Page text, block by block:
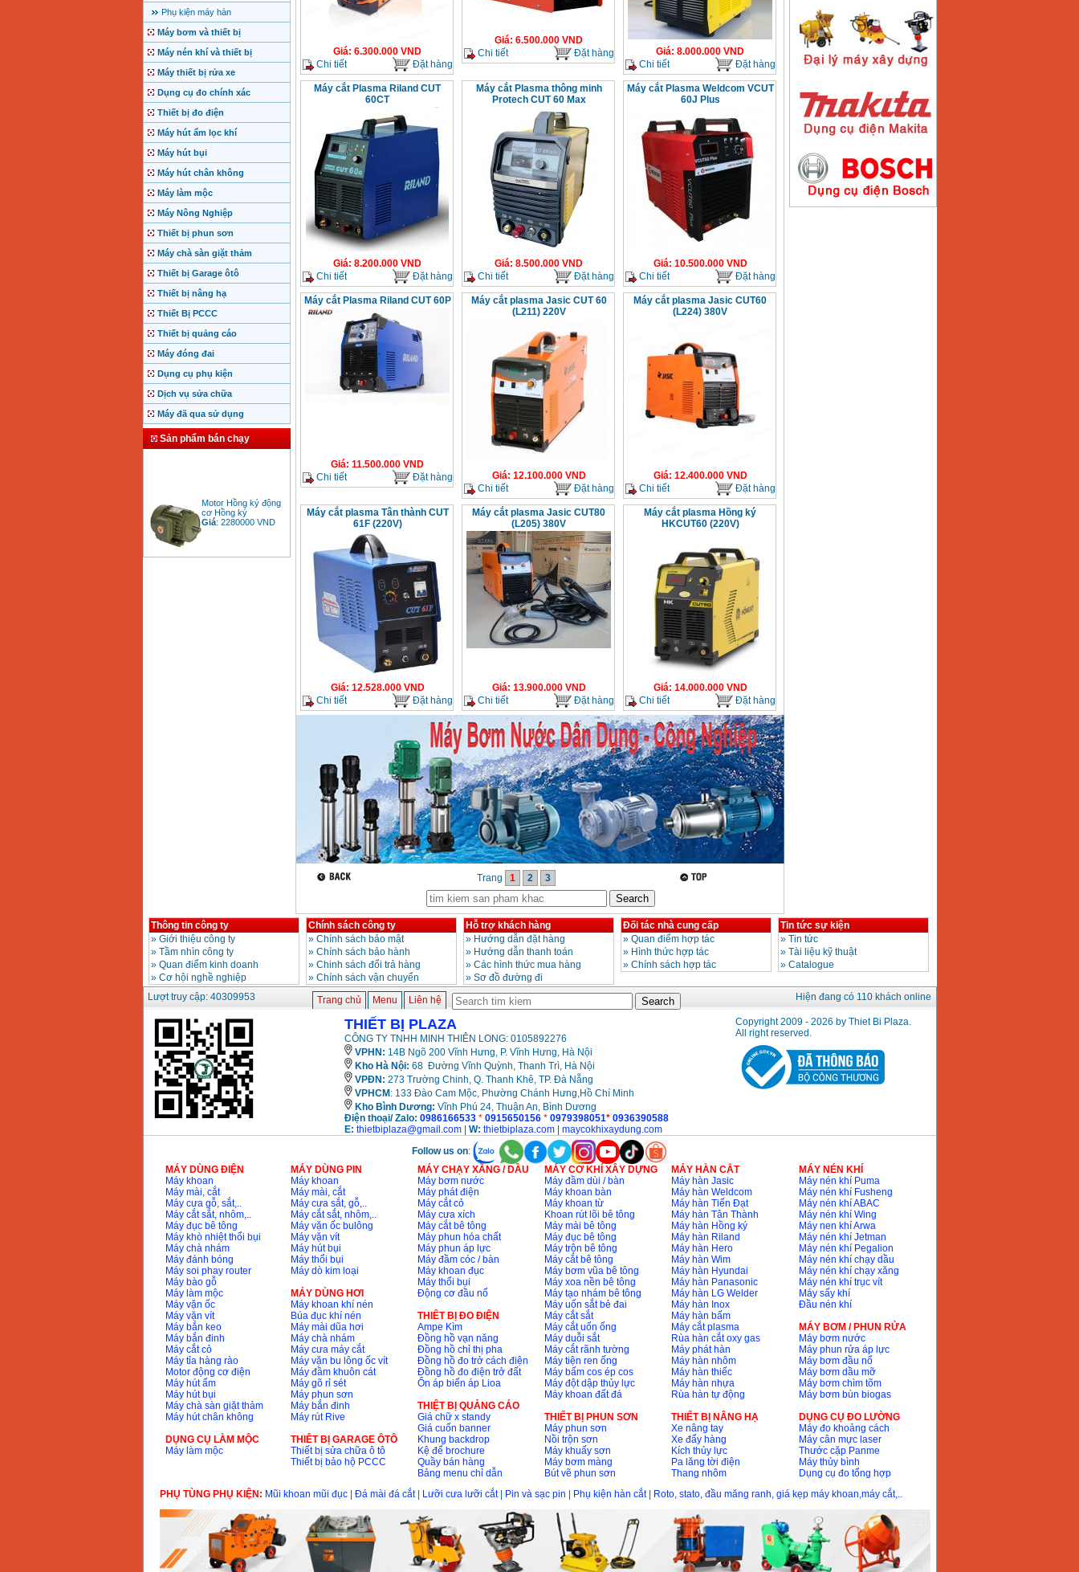
Phụ kiện máy hàn
Máy bơm và thiết bị
Máy nén khí và thiết bị
Máy thiết bị rửa xe
Dụng cụ đo chính xác
Thiết bị đo điện
Máy hút ẩm lọc khí
Máy hút bụi
Máy hút chân không
Máy làm mộc
Máy Nông Nghiệp
Thiết bị phun sơn
Máy chà sàn giặt thảm
Thiết bị Garage ôtô
Thiết bị nâng hạ
Thiết Bị PCCC
Thiết bị quảng cáo
Máy đóng đai
Dụng cụ phụ kiện
Dịch vụ sửa chữa
Máy đã qua sử dụng
Sản phẩm bán chạy
cơ Hồng ký
Giá :2280000
Giá:2200000
Máy khoan Bosch
GSB 16RE (750W)
Giá:1850000VND
Động cơ xăng Honda
GX160 (5.5HP)
Giá:7200000
Máy mài 100mm
Giá:1296000VND
Giá: 6.300.000 VND
Chi tiết
Đặt hàng
Giá: 6.500.000 VND
Chi tiết
Đặt hàng Giá: 8.000.000 VND
Chi tiết
Đặt hàng
Máy cắt Plasma Riland CUT
60CT
Giá: 8.200.000 VND
Chi tiết
Đặt hàng
Máy cắt Plasma thông minh
Protech CUT 60 Max
Giá: 8.500.000 VND
Chi tiết
Đặt hàng
Máy cắt Plasma Weldcom VCUT
60J Plus
Giá: 10.500.000VND
Chi tiết
Đặt hàng
Máy cắt Plasma Riland CUT 60P
Giá: 11.500.000 VND
Chi tiết
Đặt hàng
Máy cắt plasma Jasic CUT 60
(L211) 220V
Giá: 12.100.000VND
Chi tiết
Đặt hàng
Máy cắt plasma Jasic CUT60
(L224) 380V
Giá: 12.400.000VND
Chi tiết
Đặt hàng
Máy cắt plasma Tân thành CUT
61F (220V)
Giá: 12.528.000VND
Chi tiết
Đặt hàng
Máy cắt plasma Jasic CUT80
(L205) 380V
Giá: 13.900.000VND
Chi tiết
Đặt hàng
Máy cắt plasma Hồng ký
HKCUT60 (220V)
Giá: 14.000.000VND
Chi tiết
Đặt hàng
Trang 1 2 3
Máy hàn que điện tử
Hồng ký HK 200Z
Giá:2770000 VND
Máy hàn que điện tử
Hồng Ký HKM200D
Giá:2890000VND
Máy hàn que điện tử
Hồng ký HK200E
» Các loại khí dùng cho máy
cắt kim loại Plasma
Thông tin công ty
» Giới thiệu công ty
» Tầm nhìn công ty
» Quan điểm kinh doanh
» Cơ hội nghề nghiệp
Chính sách công ty
» Chính sách bảo mật
» Chính sách bảo hành
» Chinh sách đổi trả hàng
» Chính sách vận chuyển
Hỗ trợ khách hàng
» Hướng dẫn đặt hàng
» Hướng dẫn thanh toán
» Các hình thức mua hàng
» Sơ đồ đường đi
Đối tác nhà cung cấp
» Quan điểm hợp tác
» Hình thức hợp tác
» Chính sách hợp tác
Tin tức sự kiện
» Tin tức
» Tài liệu kỹ thuật
» Catalogue
Lượt truy cập: 40309953 Trang chủ Menu Liên hệ Hiện đang có 110 khách online
THIẾT BỊ PLAZA
CÔNG TY TNHH MINH THIÊN LONG: 0105892276
VPHN: 14B Ngõ 200 Vĩnh Hưng, P. Vĩnh Hưng, Hà Nội
Kho Hà Nội: 68 Đường Vĩnh Quỳnh, Thanh Trì, Hà Nội
VPĐN: 273 Trường Chinh, Q. Thanh Khê, TP. Đà Nẵng
VPHCM : 133 Đào Cam Mộc, Phường Chánh Hưng,Hồ Chí Minh
Kho Bình Dương: Vĩnh Phú 24, Thuận An, Bình Dương
Điện thoại/ Zalo: 0986166533 * 0915650156* 0979398051* 0936390588
E: thietbiplaza@gmail.com| W: thietbiplaza.com| maycokhixaydung.com
Copyright 2009 - 2026 by Thiet Bi Plaza.
All right reserved.
Follow us on:
MÁY DÙNG ĐIỆN
Máy khoan
Máy mài, cắt
Máy cưa gỗ, sắt,..
Máy cắt sắt, nhôm,..
Máy đục bê tông
Máy khò nhiệt thổi bụi
Máy chà nhám
Máy đánh bóng
Máy soi phay router
Máy bào gỗ
Máy làm mộc
Máy vặn ốc
Máy vặn vít
Máy bắn keo
Máy bắn đinh
Máy cắt cỏ
Máy tỉa hàng rào
Motor động cơ điện
Máy hút ẩm
Máy hút bụi
Máy chà sàn giặt thảm
Máy hút chân không
DỤNG CỤ LÀM MỘC
Máy làm mộc
MÁY DÙNG PIN
Máy khoan
Máy mài, cắt
Máy cưa sắt, gỗ,..
Máy cắt sắt, nhôm,..
Máy vặn ốc bulông
Máy vặn vít
Máy hút bụi
Máy thổi bụi
Máy dò kim loại
MÁY DÙNG HƠI
Máy khoan khí nén
Búa đục khí nén
Máy mài dũa hơi
Máy chà nhám
Máy cưa máy cắt
Máy vặn bu lông ốc vít
Máy đầm khuôn cát
Máy gõ rỉ sét
Máy phun sơn
Máy bắn đinh
Máy rút Rive
THIÊT BỊ GARAGE ÔTÔ
Thiết bị sửa chữa ô tô
Thiết bị bảo hộ PCCC
MÁY CHẠY XĂNG / DẦU
Máy bơm nước
Máy phát điện
Máy cắt cỏ
Máy cưa xích
Máy cắt bê tông
Máy phun hóa chất
Máy phun áp lực
Máy đầm cóc / bàn
Máy khoan đục
Máy thổi bụi
Động cơ đầu nổ
THIÊT BỊ ĐO ĐIỆN
Ampe Kìm
Đồng hồ vạn năng
Đồng hồ chỉ thị pha
Đồng hồ đo trở cách điện
Đồng hồ đo điện trở đất
Ổn áp biến áp Lioa
THIỆT BỊ QUẢNG CÁO
Giá chữ x standy
Giá cuốn banner
Khung backdrop
Kệ để brochure
Quầy bán hàng
Bảng menu chỉ dẫn
MÁY CƠ KHÍ XÂY DỰNG
Máy đầm dùi / bàn
Máy khoan bàn
Máy khoan từ
Khoan rút lõi bê tông
Máy mài bê tông
Máy đục bê tông
Máy trộn bê tông
Máy cắt bê tông
Máy bơm vũa bê tông
Máy xoa nền bê tông
Máy tạo nhám bê tông
Máy uốn sắt bẻ đai
Máy cắt sắt
Máy cắt uốn ống
Máy duỗi sắt
Máy cắt rãnh tường
Máy tiện ren ống
Máy bấm cos ép cos
Máy đột dập thủy lực
Máy khoan đất đá
THIẾT BỊ PHUN SƠN
Máy phun sơn
Nồi trộn sơn
Máy khuấy sơn
Máy bơm màng
Bút vẽ phun sơn
MÁY HÀN CẮT
Máy hàn Jasic
Máy hàn Weldcom
Máy hàn Tiến Đạt
Máy hàn Tân Thành
Máy hàn Hồng ký
Máy hàn Riland
Máy hàn Hero
Máy hàn Wim
Máy hàn Hyundai
Máy hàn Panasonic
Máy hàn LG Welder
Máy hàn Inox
Máy hàn bấm
Máy cắt plasma
Rùa hàn cắt oxy gas
Máy phát hàn
Máy hàn nhôm
Máy hàn thiếc
Máy hàn nhựa
Rùa hàn tự động
THIẾT BỊ NÂNG HẠ
Xe nâng tay
Xe đẩy hàng
Kích thủy lực
Pa lăng tời điện
Thang nhôm
MÁY NÉN KHÍ
Máy nén khí Puma
Máy nén khí Fusheng
Máy nén khí ABAC
Máy nén khí Wing
Máy nen khí Arwa
Máy nén khí Jetman
Máy nén khí Pegalion
Máy nén khí chạy dầu
Máy nén khí chạy xăng
Máy nén khí trục vít
Máy sấy khí
Đầu nén khí
MÁY BƠM / PHUN RỬA
Máy bơm nước
Máy phun rửa áp lực
Máy bơm đầu nổ
Máy bơm dầu mỡ
Máy bơm chìm tõm
Máy bơm bùn biogas
DỤNG CỤ ĐO LƯỜNG
Máy đo khoảng cách
Máy cân mực laser
Thước cặp Panme
Máy thủy bình
Dụng cụ đo tổng hợp
PHỤ TÙNG PHỤ KIỆN: Mũi khoan mũi đục| Đá mài đá cắt| Lưỡi cưa lưỡi cắt| Pin và sạc pin Phụ kiện hàn cắt| Roto, stato, đầu măng ranh, giá kẹp máy khoan,máy cắt,..